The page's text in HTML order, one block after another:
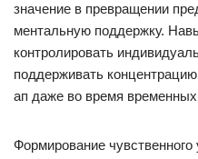
значение в превращении
ментальную поддержку.
контролировать
поддерживать
ап даже во время
Формирование